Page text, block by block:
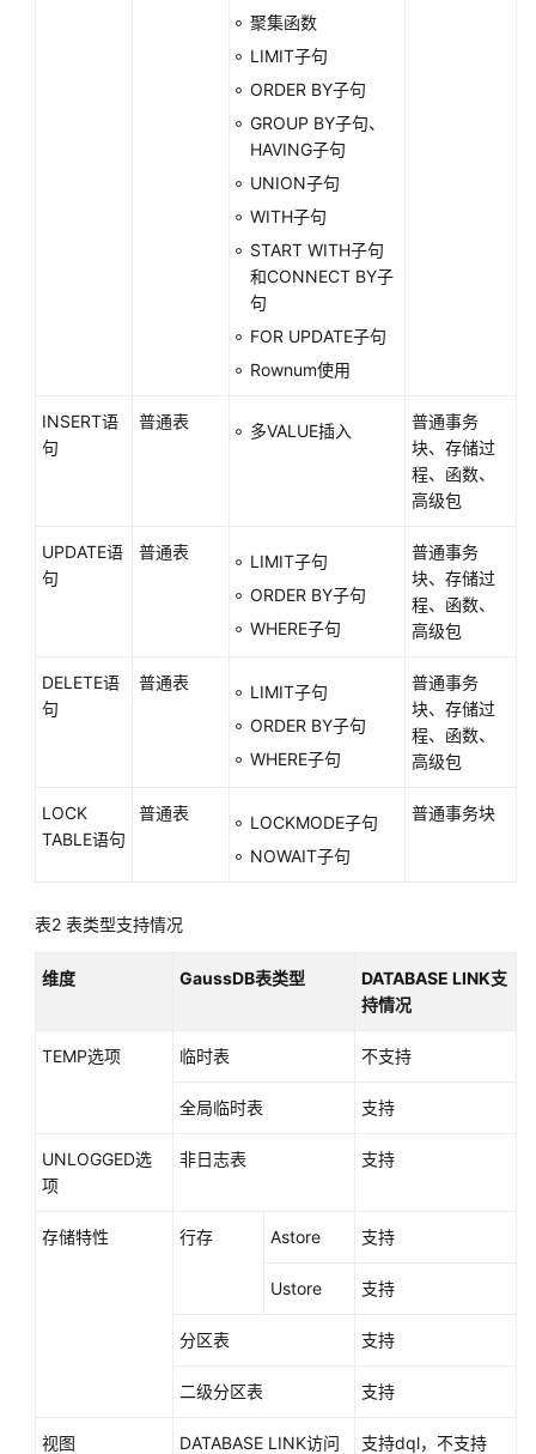
语
共
担
务
等
（SLA）
书
源
持
系
统
限
聚集函数
LIMIT子句
ORDER BY子句
GROUP BY子句、
HAVING子句
UNION子句
WITH子句
START WITH子句
和CONNECT BY子
句
FOR UPDATE子句
Rownum使用
INSERT语
句
普通表 多VALUE插入
普通事务
块、存储过
程、函数、
高级包
UPDATE语
句
普通表
LIMIT子句
ORDER BY子句
WHERE子句
普通事务
块、存储过
程、函数、
高级包
DELETE语
句
普通表
LIMIT子句
ORDER BY子句
WHERE子句
普通事务
块、存储过
程、函数、
高级包
LOCK
TABLE语句
普通表
LOCKMODE子句
NOWAIT子句
普通事务块
表2 表类型支持情况
维度 GaussDB表类型
DATABASE LINK支
持情况
TEMP选项 临时表 不支持
全局临时表 支持
UNLOGGED选
项
非日志表 支持
存储特性 行存 Astore 支持
Ustore 支持
分区表 支持
二级分区表 支持
视图
DATABASE LINK访问
支持dql，不支持